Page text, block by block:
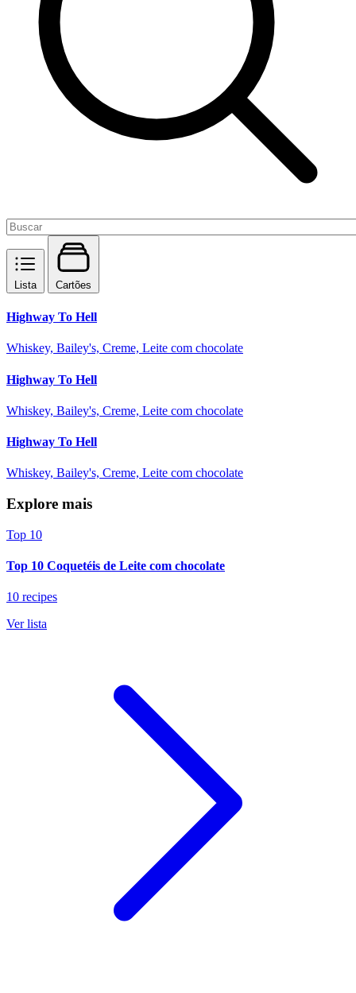
Lista Cartões
Highway To Hell
Whiskey, Bailey's, Creme, Leite com chocolate
Highway To Hell
Whiskey, Bailey's, Creme, Leite com chocolate
Highway To Hell
Whiskey, Bailey's, Creme, Leite com chocolate
Explore mais
Top 10
Top 10 Coquetéis de Leite com chocolate
10 recipes
Ver lista